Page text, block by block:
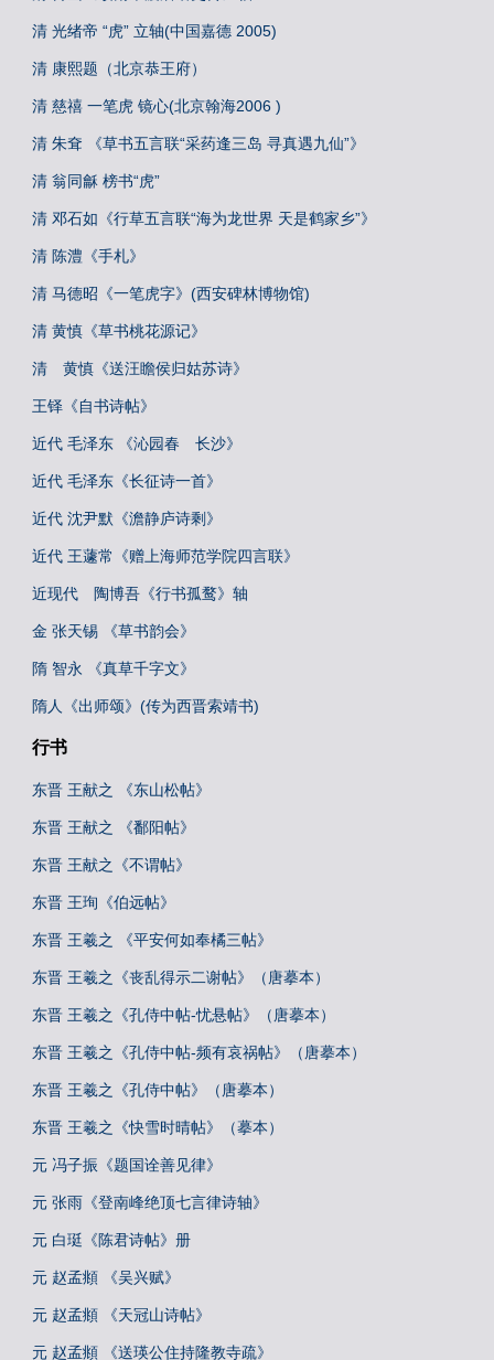
清 光绪帝 “虎” 立轴(中国嘉德 2005)
清 康熙题（北京恭王府）
清 慈禧 一笔虎 镜心(北京翰海2006 )
清 朱耷 《草书五言联“采药逢三岛 寻真遇九仙”》
清 翁同龢 榜书“虎”
清 邓石如《行草五言联“海为龙世界 天是鹤家乡”》
清 陈澧《手札》
清 马德昭《一笔虎字》(西安碑林博物馆)
清 黄慎《草书桃花源记》
清 黄慎《送汪瞻侯归姑苏诗》
王铎《自书诗帖》
近代 毛泽东 《沁园春 长沙》
近代 毛泽东《长征诗一首》
近代 沈尹默《澹静庐诗剩》
近代 王蘧常《赠上海师范学院四言联》
近现代 陶博吾《行书孤鹜》轴
金 张天锡 《草书韵会》
隋 智永 《真草千字文》
隋人《出师颂》(传为西晋索靖书)
行书
东晋 王献之 《东山松帖》
东晋 王献之 《鄱阳帖》
东晋 王献之《不谓帖》
东晋 王珣《伯远帖》
东晋 王羲之 《平安何如奉橘三帖》
东晋 王羲之《丧乱得示二谢帖》（唐摹本）
东晋 王羲之《孔侍中帖-忧悬帖》（唐摹本）
东晋 王羲之《孔侍中帖-频有哀祸帖》（唐摹本）
东晋 王羲之《孔侍中帖》（唐摹本）
东晋 王羲之《快雪时晴帖》（摹本）
元 冯子振《题国诠善见律》
元 张雨《登南峰绝顶七言律诗轴》
元 白珽《陈君诗帖》册
元 赵孟頫 《吴兴赋》
元 赵孟頫 《天冠山诗帖》
元 赵孟頫 《送瑛公住持隆教寺疏》